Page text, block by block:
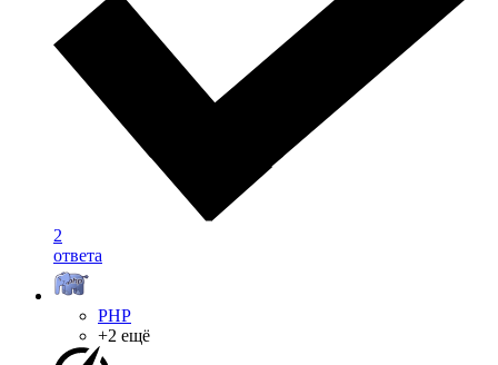
2
ответа
PHP
+2 ещё